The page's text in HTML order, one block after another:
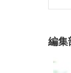
編集